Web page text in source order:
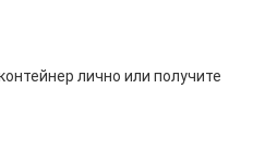
лично или получите